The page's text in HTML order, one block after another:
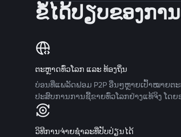
ຂໍ້ໄດ້ປຽບຂອງກາ
ຕະຫຼາດທົ່ວໂລກ ແລະ ທ້ອງຖິ່ນ
ບ່ອນທີ່ແພລັດຟອມ P2P ອື່ນໆຫຼາຍເປົ້າໝາຍຕະ
ປະສົບການການຊື້ຂາຍທົ່ວໂລກຢ່າງແທ້ຈິງ ໂດຍ
ວິທີການຈ່າຍຊຳລະທີ່ປັບປ່ຽນໄດ້